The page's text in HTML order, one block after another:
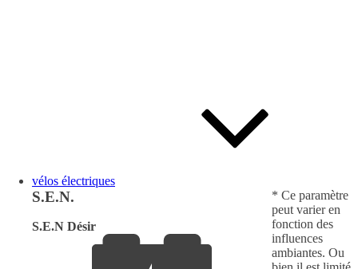
vélos électriques
S.E.N.
S.E.N Désir
* Ce paramètre
peut varier en
fonction des
influences
ambiantes. Ou